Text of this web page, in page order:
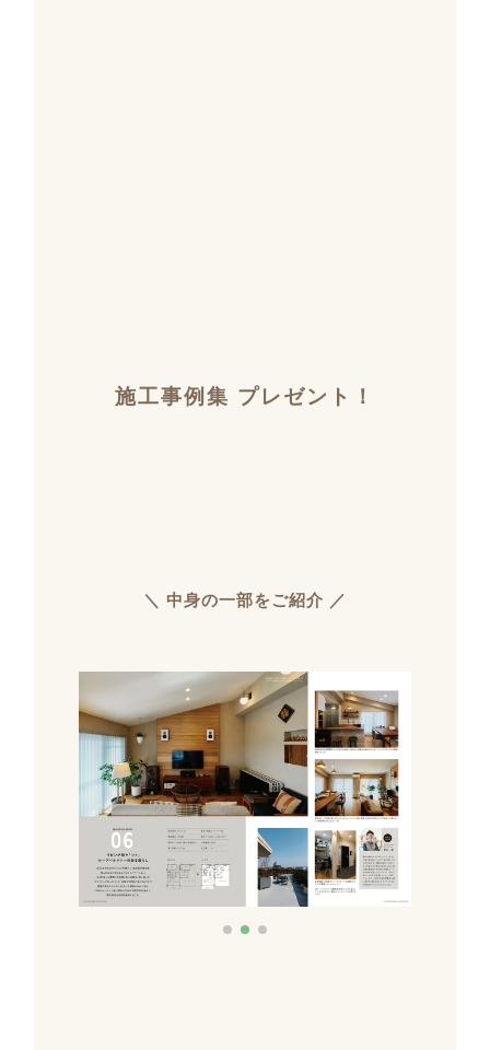
施工事例集 プレゼント！
＼ 中身の一部をご紹介 ／